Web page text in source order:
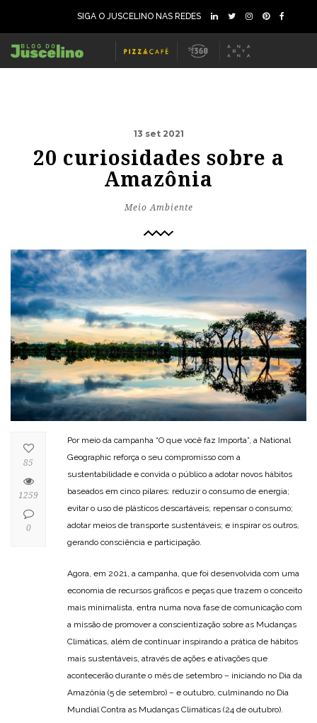
SIGA O JUSCELINO NAS REDES
13 set 2021
20 curiosidades sobre a
Amazônia
Meio Ambiente
Por meio da campanha “O que você faz Importa”, a National
Geographic reforça o seu compromisso com a
sustentabilidade e convida o público a adotar novos hábitos
baseados em cinco pilares: reduzir o consumo de energia;
evitar o uso de plásticos descartáveis; repensar o consumo;
adotar meios de transporte sustentáveis; e inspirar os outros,
gerando consciência e participação.
Agora, em 2021, a campanha, que foi desenvolvida com uma
economia de recursos gráficos e peças que trazem o conceito
mais minimalista, entra numa nova fase de comunicação com
a missão de promover a conscientização sobre as Mudanças
Climáticas, além de continuar inspirando a prática de hábitos
mais sustentáveis, através de ações e ativações que
acontecerão durante o mês de setembro – iniciando no Dia da
Amazônia (5 de setembro) – e outubro, culminando no Dia
Mundial Contra as Mudanças Climáticas (24 de outubro).
85
1259
0